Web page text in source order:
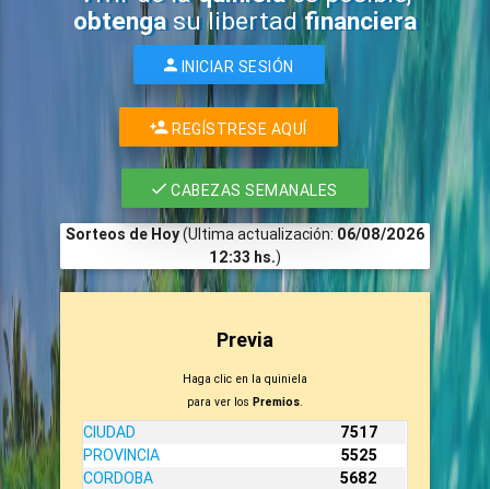
obtengasu libertadfinanciera
INICIAR SESIÓN
REGÍSTRESE AQUÍ
CABEZAS SEMANALES
Sorteos de Hoy(Ultima actualización: 06/08/2026
12:33 hs.)
Previa
Haga clic en la quiniela
para ver los Premios.
CIUDAD
7517
PROVINCIA
5525
CORDOBA
5682